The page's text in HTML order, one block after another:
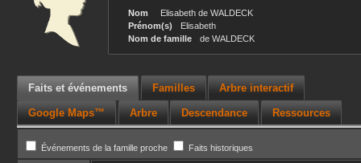
Nom Elisabeth de WALDECK
Prénom(s)
Elisabeth
Nom de famille
de WALDECK
Faits et événements Familles Arbre interactif
Google Maps™ Arbre Descendance Ressources
Événements de la famille proche Faits historiques